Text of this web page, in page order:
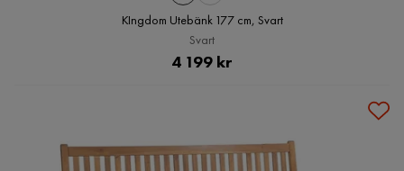
KIngdom Utebänk 177 cm, Svart
Svart
Pris
4 199 kr